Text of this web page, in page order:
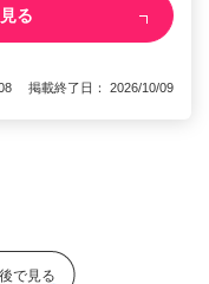
る
掲載終了日： 2026/10/09